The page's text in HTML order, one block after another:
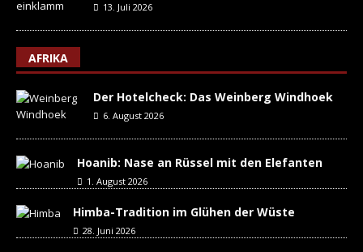
13. Juli 2026
AFRIKA
Der Hotelcheck: Das Weinberg Windhoek
6. August 2026
Hoanib: Nase an Rüssel mit den Elefanten
1. August 2026
Himba-Tradition im Glühen der Wüste
28. Juni 2026